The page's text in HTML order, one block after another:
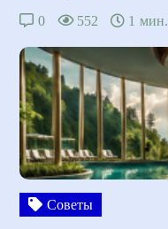
0 552 1 мин.
Советы